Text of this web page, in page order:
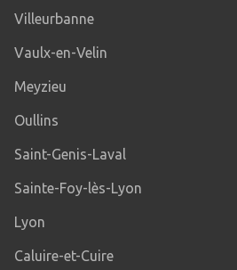
Villeurbanne
Vaulx-en-Velin
Meyzieu
Oullins
Saint-Genis-Laval
Sainte-Foy-lès-Lyon
Lyon
Caluire-et-Cuire